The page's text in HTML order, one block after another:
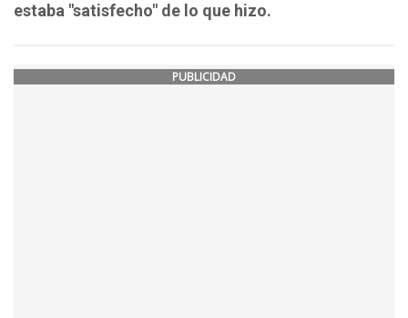
estaba "satisfecho" de lo que hizo.
PUBLICIDAD